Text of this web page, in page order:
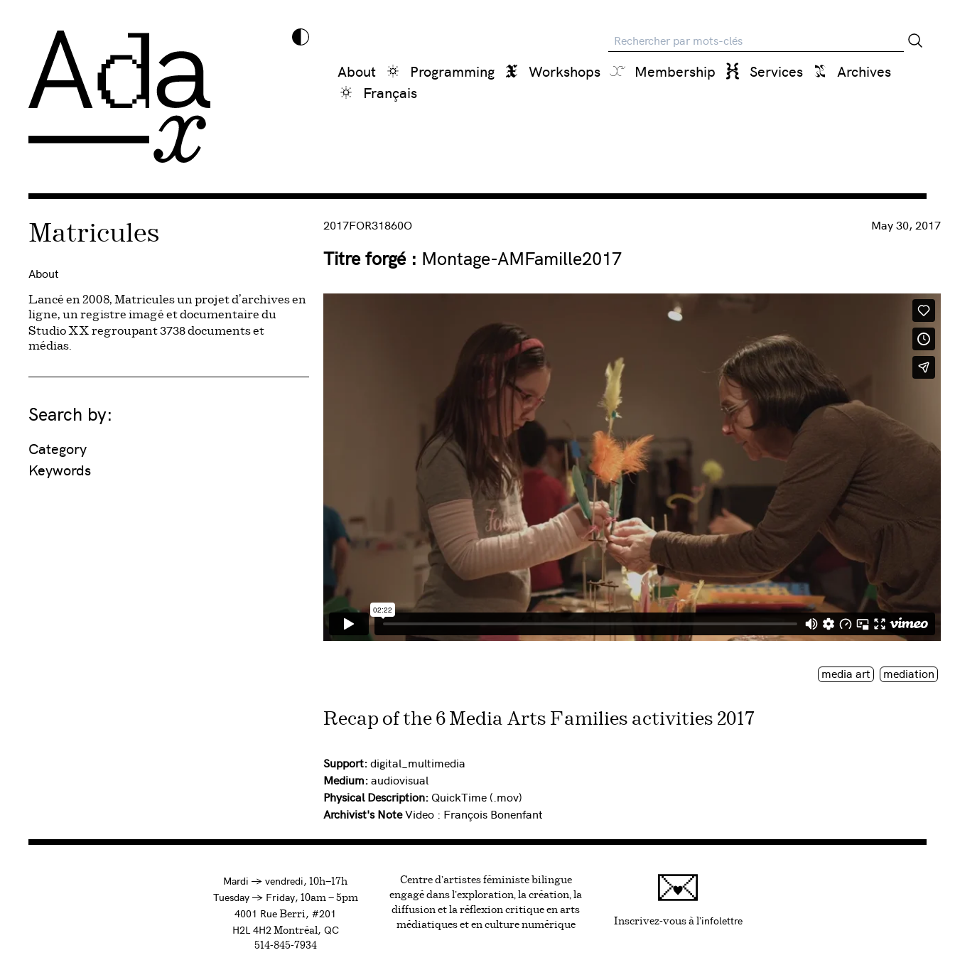
Recherche
About Programming Workshops Membership Services
Archives
Français
Matricules
About
Lancé en 2008, Matricules un projet d’archives en
ligne, un registre imagé et documentaire du
Studio XX regroupant3738documents et
médias.
Search by:
Category
Keywords
2017FOR31860O May 30, 2017
Titre forgé : Montage-AMFamille2017
media art mediation
Recap of the 6 Media Arts Families activities 2017
Support:digital_multimedia
Medium:audiovisual
Physical Description:QuickTime (.mov)
Archivist's NoteVideo : François Bonenfant
Mardi →àvendredi, 10h—17h
Tuesday →to
Friday, 10am — 5pm
4001 Rue Berri , #201
H2L 4H2Montréal, QC
514-845-7934
Centre d’artistes féministe bilingue
engagé dans l’exploration, la création, la
diffusion et la réflexion critique en arts
médiatiques et en culture numérique
Inscrivez-vous à l'infolettreCe lien s'ouvrira dans une nouvelle fenêtre